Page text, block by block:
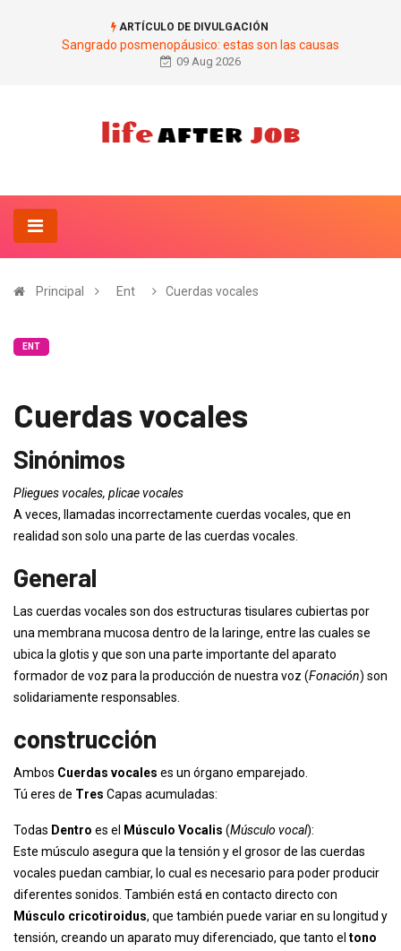
ARTÍCULO DE DIVULGACIÓN
Sangrado posmenopáusico: estas son las causas
09 Aug 2026
Principal Ent Cuerdas vocales
ENT
Cuerdas vocales
Sinónimos
Pliegues vocales, plicae vocales
A veces, llamadas incorrectamente cuerdas vocales, que en
realidad son solo una parte de las cuerdas vocales.
General
Las cuerdas vocales son dos estructuras tisulares cubiertas por
una membrana mucosa dentro de la laringe, entre las cuales se
ubica la glotis y que son una parte importante del aparato
formador de voz para la producción de nuestra voz (Fonación) son
solidariamente responsables.
construcción
Ambos Cuerdas vocales es un órgano emparejado.
Tú eres de Tres Capas acumuladas:
Todas Dentro es el Músculo Vocalis (Músculo vocal):
Este músculo asegura que la tensión y el grosor de las cuerdas
vocales puedan cambiar, lo cual es necesario para poder producir
diferentes sonidos. También está en contacto directo con
Músculo cricotiroidus, que también puede variar en su longitud y
tensión, creando un aparato muy diferenciado, que tanto el tono